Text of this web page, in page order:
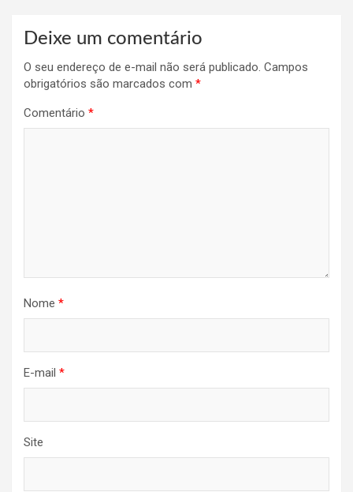
Deixe um comentário
O seu endereço de e-mail não será publicado. Campos
obrigatórios são marcados com *
Comentário *
Nome *
E-mail *
Site